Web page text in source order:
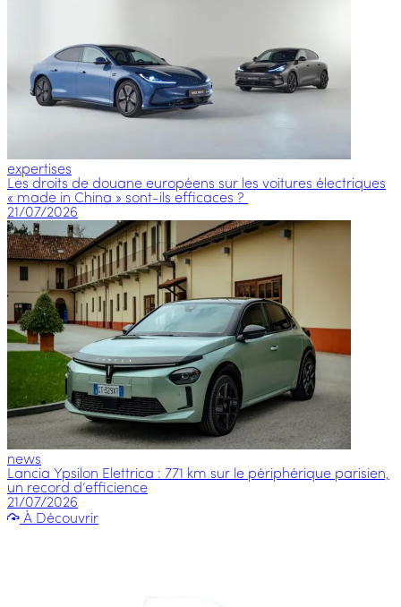
expertises
Les droits de douane européens sur les voitures électriques
« made in China » sont-ils efficaces ?
21/07/2026
news
Lancia Ypsilon Elettrica : 771 km sur le périphérique parisien,
un record d’efficience
21/07/2026
À Découvrir